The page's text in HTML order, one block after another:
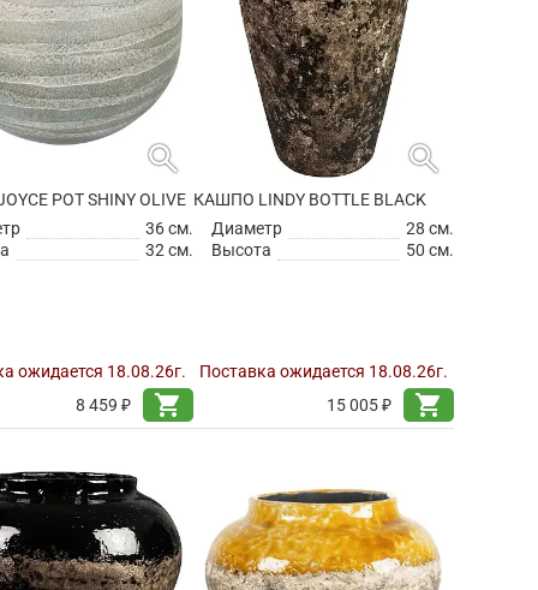
search
POT SHINY OLIVE
36 см.
32 см.
ожидается 18.08.26г.
8 459 ₽
shopping_cart
search
КАШПО LINDY BOTTLE BLACK
Диаметр
28 см.
Высота
50 см.
Поставка ожидается 18.08.26г.
15 005 ₽
shopping_cart